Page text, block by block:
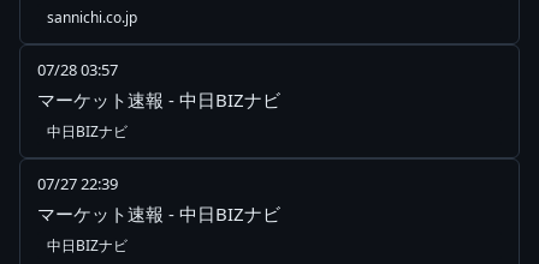
sannichi.co.jp
07/28 03:57
マーケット速報 - 中日BIZナビ
中日BIZナビ
07/27 22:39
マーケット速報 - 中日BIZナビ
中日BIZナビ